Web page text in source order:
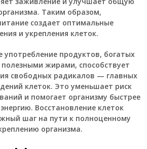
Таким образом,
создает оптимальные
и укрепления клеток.
употребление продуктов, богатых
жирами, способствует
свободных радикалов — главных
клеток. Это уменьшает риск
и помогает организму быстрее
Восстановление клеток
шаг на пути к полноценному
организма.